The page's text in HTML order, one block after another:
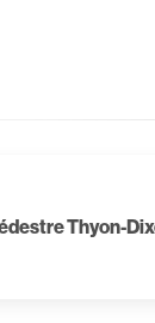
Thyon-